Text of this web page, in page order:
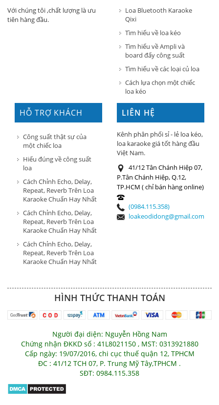
Với chúng tôi ,chất lượng là ưu
tiên hàng đầu.
Loa Bluetooth Karaoke
Qixi
Tìm hiểu về loa kéo
Tìm hiểu về Ampli và
board đẩy công suất
Tìm hiểu về các loại củ loa
Cách lựa chọn một chiếc
loa kéo
HỖ TRỢ KHÁCH
HÀNG
Công suất thật sự của
một chiếc loa
Hiểu đúng về công suất
loa
Cách Chỉnh Echo, Delay,
Repeat, Reverb Trên Loa
Karaoke Chuẩn Hay Nhất
Cách Chỉnh Echo, Delay,
Repeat, Reverb Trên Loa
Karaoke Chuẩn Hay Nhất
Cách Chỉnh Echo, Delay,
Repeat, Reverb Trên Loa
Karaoke Chuẩn Hay Nhất
LIÊN HỆ
Kênh phân phối sỉ - lẻ loa kéo,
loa karaoke giá tốt hàng đầu
Việt Nam.
41/12 Tân Chánh Hiệp 07,
P.Tân Chánh Hiệp, Q.12,
TP.HCM ( chỉ bán hàng online)
(0984.115.358)
loakeodidong@gmail.com
HÌNH THỨC THANH TOÁN
Người đại diện: Nguyễn Hồng Nam
Chứng nhận ĐKKD số : 41L8021150 , MST: 0313921880
Cấp ngày: 19/07/2016, chi cục thuế quận 12, TPHCM
ĐC : 41/12 TCH 07, P. Trung Mỹ Tây,TPHCM .
SĐT: 0984.115.358